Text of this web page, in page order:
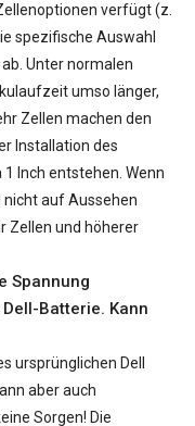
verfügt (z.
spezifische Auswahl
Unter normalen
umso länger,
Zellen machen den
Installation des
Inch entstehen. Wenn
auf Aussehen
Zellen und höherer
Spannung
Batterie. Kann
ursprünglichen Dell
aber auch
Sorgen! Die